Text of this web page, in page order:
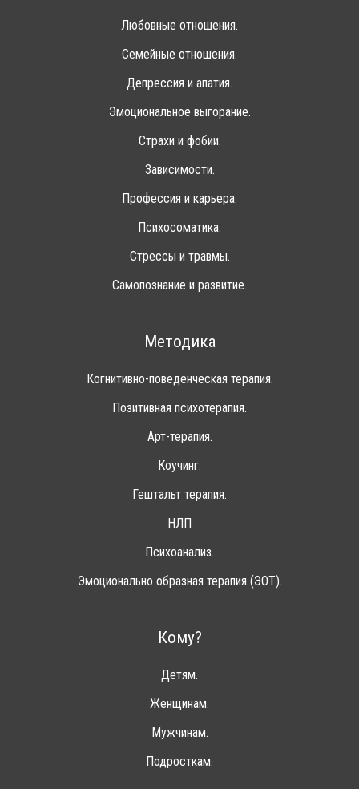
Любовные отношения.
Семейные отношения.
Депрессия и апатия.
Эмоциональное выгорание.
Страхи и фобии.
Зависимости.
Профессия и карьера.
Психосоматика.
Стрессы и травмы.
Самопознание и развитие.
Методика
Когнитивно-поведенческая терапия.
Позитивная психотерапия.
Арт-терапия.
Коучинг.
Гештальт терапия.
НЛП
Психоанализ.
Эмоционально образная терапия (ЭОТ).
Кому?
Детям.
Женщинам.
Мужчинам.
Подросткам.